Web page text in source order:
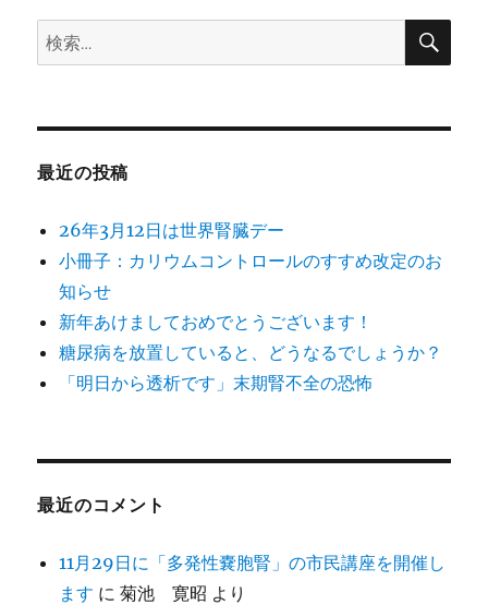
ン
検
索:
検
最近の投稿
26年3月12日は世界腎臓デー
小冊子：カリウムコントロールのすすめ改定のお
知らせ
新年あけましておめでとうございます！
糖尿病を放置していると、どうなるでしょうか？
「明日から透析です」末期腎不全の恐怖
最近のコメント
11月29日に「多発性嚢胞腎」の市民講座を開催し
ます に菊池 寛昭 より